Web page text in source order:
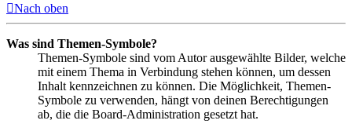
Nach oben
Was sind Themen-Symbole?
Themen-Symbole sind vom Autor ausgewählte Bilder, welche
mit einem Thema in Verbindung stehen können, um dessen
Inhalt kennzeichnen zu können. Die Möglichkeit, Themen-
Symbole zu verwenden, hängt von deinen Berechtigungen
ab, die die Board-Administration gesetzt hat.